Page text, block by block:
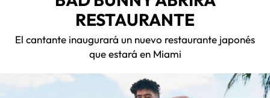
RESTAURANTE
El cantante inaugurará un nuevo restaurante japonés
que estará en Miami